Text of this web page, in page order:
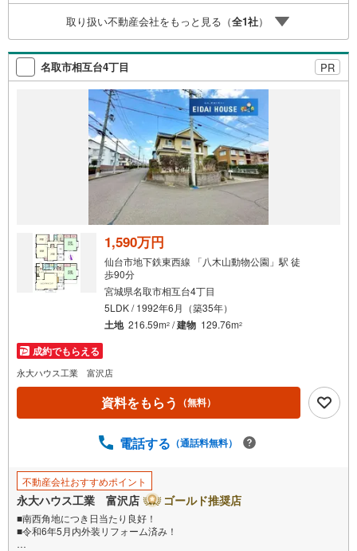
ても、誠心誠意ご説明させていただきます。各店舗ではキ
ッズスペースも完備！お子様連れのご家族皆様で、ぜひお
越しください。営業時間:10:00～18:00（定休日:火・水曜
日 ※店舗により変動あり）現地のご案内も可能ですので、
どうぞお気軽にお問い合わせください！
取り扱い不動産会社をもっと見る（全1社）
名取市相互台4丁目 PR
1,590万円
仙台市地下鉄東西線 「八木山動物公園」駅 徒
歩90分
宮城県名取市相互台4丁目
5LDK / 1992年6月（築35年）
土地 216.59m2 /建物 129.76m2
成約でもらえる
永大ハウス工業 富沢店
資料をもらう （無料）
電話する （通話料無料）
不動産会社おすすめポイント
永大ハウス工業 富沢店 ゴールド推奨店
■南西角地につき日当たり良好！
■令和6年5月内外装リフォーム済み！